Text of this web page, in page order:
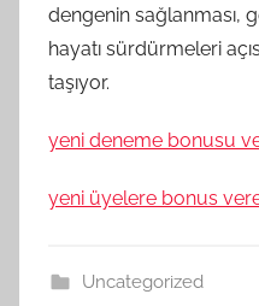
dengenin sağlanması,
hayatı sürdürmeleri
taşıyor.
yeni deneme bonusu
yeni üyelere bonus
Uncategorized